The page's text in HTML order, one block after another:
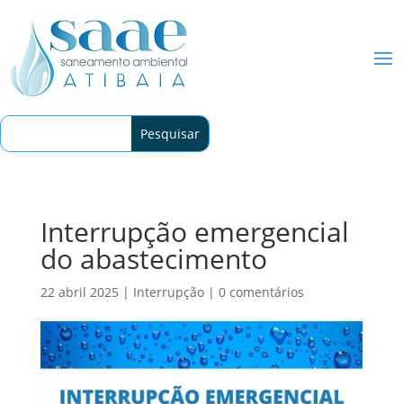
Interrupção emergencial
do abastecimento
22 abril 2025 | Interrupção| 0 comentários